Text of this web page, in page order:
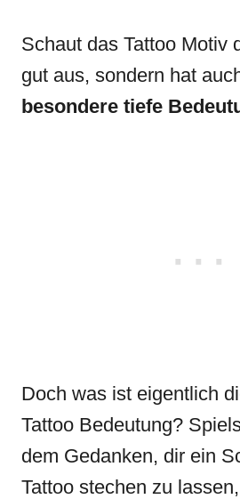
Schaut das Tattoo Motiv
gut aus, sondern hat
besondere tiefe
Doch was ist eigentlich
Tattoo Bedeutung?
dem Gedanken, dir ein
Tattoo stechen zu